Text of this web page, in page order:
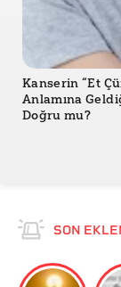
Kanserin “Et
Anlamına
Doğru mu?
SON